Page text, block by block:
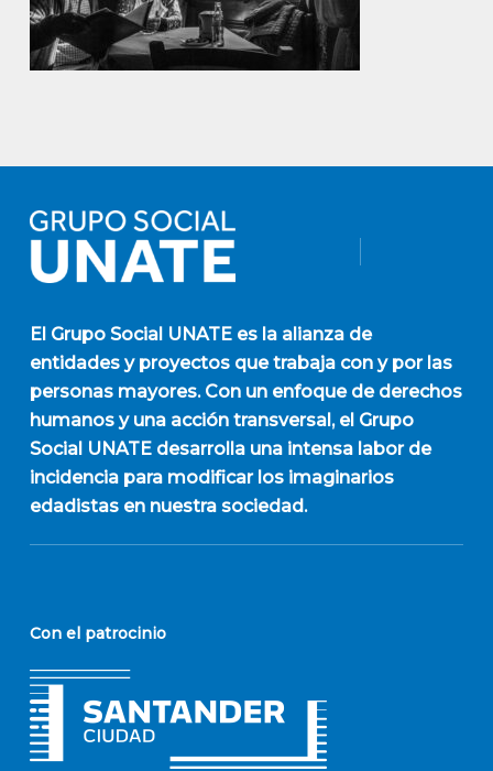
El Grupo Social UNATEes la alianza de
entidades y proyectos que trabaja con y por las
personas mayores. Con un enfoque de derechos
humanos y una acción transversal, el Grupo
Social UNATE desarrolla una intensa labor de
incidencia para modificar los imaginarios
edadistas en nuestra sociedad.
Con el patrocinio